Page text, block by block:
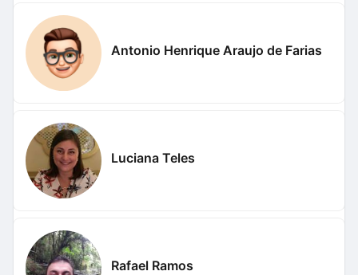
Antonio Henrique Araujo de Farias
Luciana Teles
Rafael Ramos